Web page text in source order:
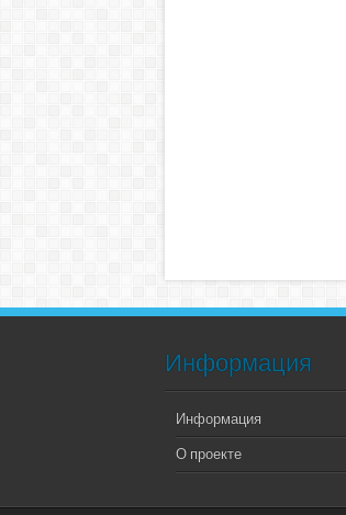
Информация
Информация
О проекте